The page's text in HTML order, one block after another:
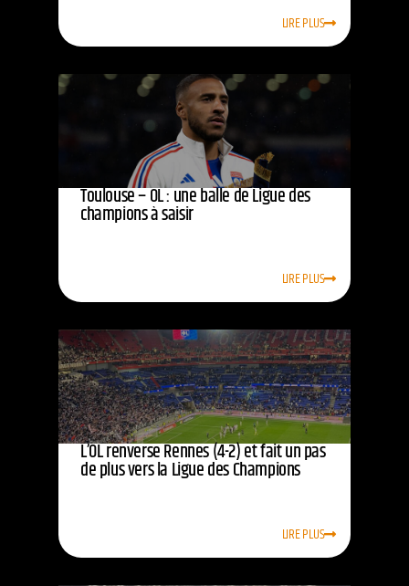
LIRE PLUS
Toulouse – OL : une balle de Ligue des
champions à saisir
LIRE PLUS
L’OL renverse Rennes (4-2) et fait un pas
de plus vers la Ligue des Champions
LIRE PLUS